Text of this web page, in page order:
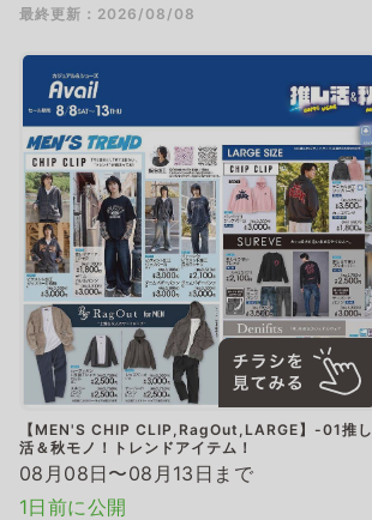
最終更新：2026/08/08
【MEN'S CHIP CLIP,RagOut,LARGE】-01推し
活＆秋モノ！トレンドアイテム！
08月08日〜08月13日まで
1日前に公開